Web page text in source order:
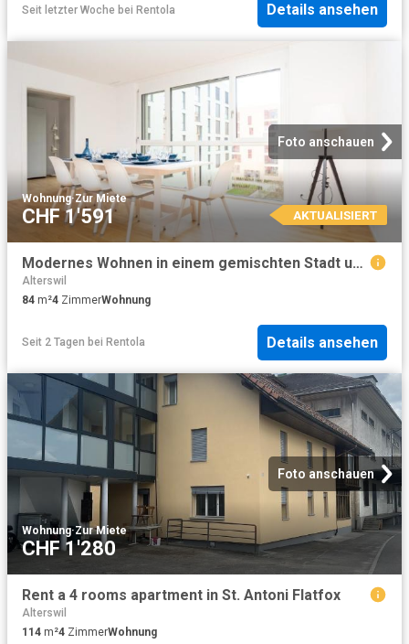
Seit letzter Woche bei Rentola Details ansehen
Foto anschauen
Wohnung·Zur Miete
CHF 1'591 AKTUALISIERT
Modernes Wohnen in einem gemischten Stadt und Naturgebiet
Alterswil
84 m²4 ZimmerWohnung
Seit 2 Tagen bei Rentola Details ansehen
Foto anschauen
Wohnung·Zur Miete
CHF 1'280
Rent a 4 rooms apartment in St. Antoni Flatfox
Alterswil
114 m²4 ZimmerWohnung